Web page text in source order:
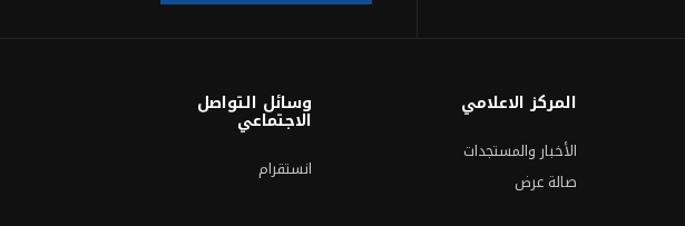
المركز الاعلامي
الأخبار والمستجدات
صالة عرض
وسائل التواصل
الاجتماعي
انستقرام